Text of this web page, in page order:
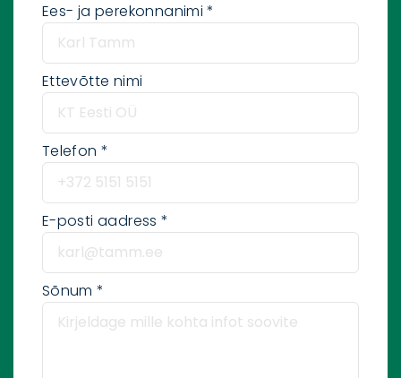
Ees- ja perekonnanimi
Ettevõtte nimi
Telefon
E-posti aadress
Sõnum